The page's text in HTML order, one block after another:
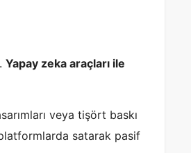
Yapay zeka araçları ile
veya tişört baskı
satarak pasif